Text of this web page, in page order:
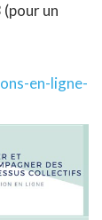
un
en-ligne-